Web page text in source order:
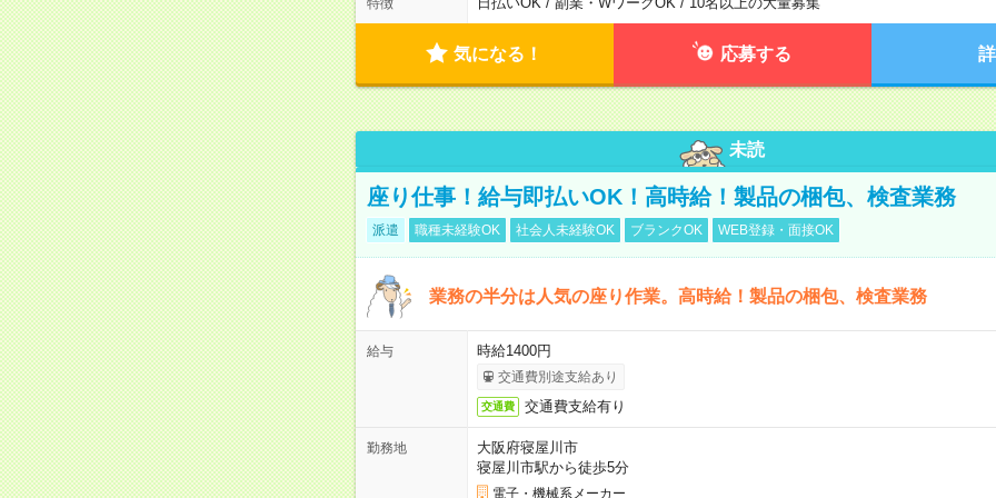
気になる！ 応募する
未読
座り仕事！給与即払いOK！高時給！製品の梱包、検査業務
派遣 職種未経験OK 社会人未経験OK ブランクOK WEB登録・面接OK
業務の半分は人気の座り作業。高時給！製品の梱包、検査業務
給与 時給1400円
交通費別途支給あり
交通費 交通費支給有り
勤務地
大阪府寝屋川市
寝屋川市駅から徒歩5分
電子・機械系メーカー